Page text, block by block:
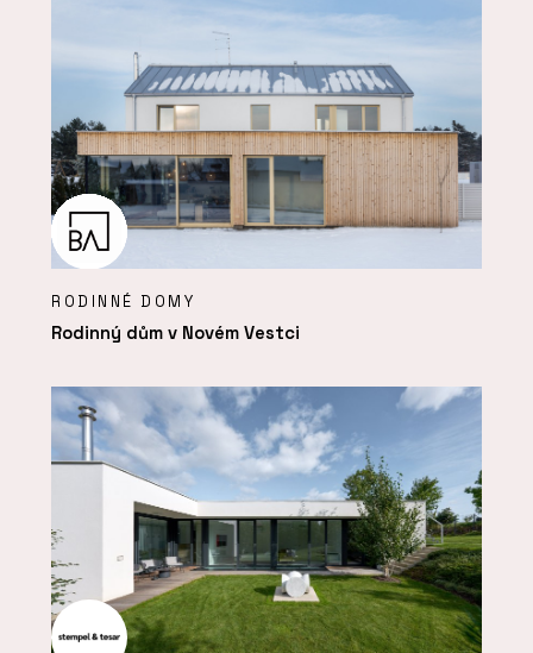
RODINNÉ DOMY
Rodinný dům v Novém Vestci